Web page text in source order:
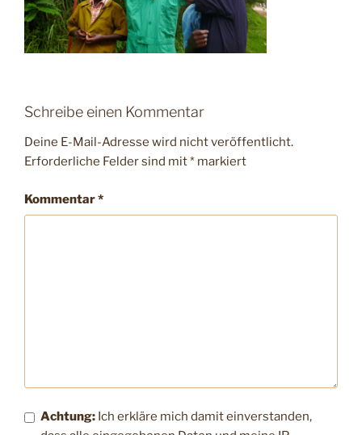
Schreibe einen Kommentar
Deine E-Mail-Adresse wird nicht veröffentlicht.
Erforderliche Felder sind mit* markiert
Kommentar*
Achtung: Ich erkläre mich damit einverstanden,